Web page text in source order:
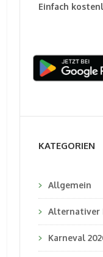
Einfach
KATEGORIEN
Allgemein
Alternativer
Karneval